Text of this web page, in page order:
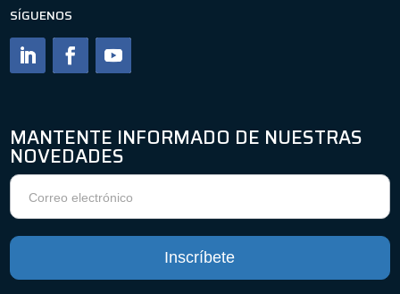
SÍGUENOS
MANTENTE INFORMADO DE NUESTRAS
NOVEDADES
Boletín
de
noticias
Inscríbete